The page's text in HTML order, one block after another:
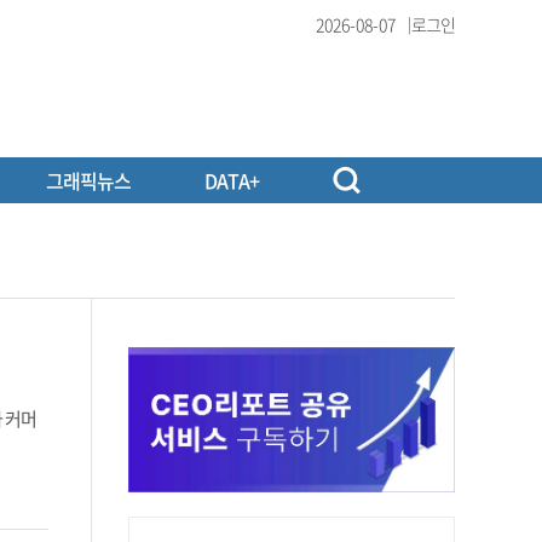
2026-08-07 로그인
그래픽뉴스 DATA+
커머